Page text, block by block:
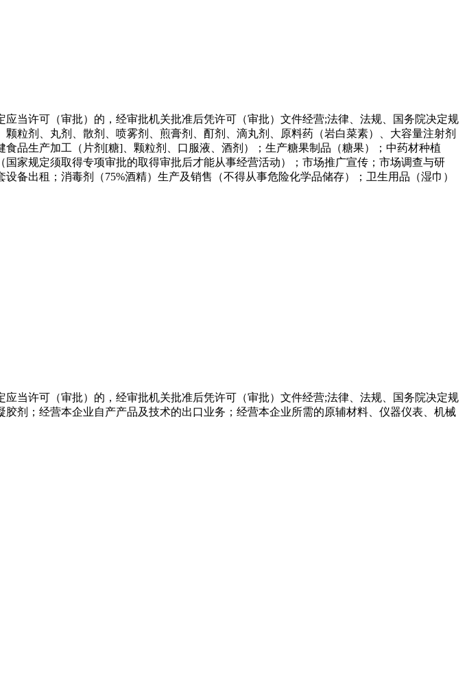
当许可（审批）的，经审批机关批准后凭许可（审批）文件经营;法律、法规、国务院决定规
粒剂、丸剂、散剂、喷雾剂、煎膏剂、酊剂、滴丸剂、原料药（岩白菜素）、大容量注射剂
品生产加工（片剂[糖]、颗粒剂、口服液、酒剂）；生产糖果制品（糖果）；中药材种植
家规定须取得专项审批的取得审批后才能从事经营活动）；市场推广宣传；市场调查与研
备出租；消毒剂（75%酒精）生产及销售（不得从事危险化学品储存）；卫生用品（湿巾）
当许可（审批）的，经审批机关批准后凭许可（审批）文件经营;法律、法规、国务院决定规
剂；经营本企业自产产品及技术的出口业务；经营本企业所需的原辅材料、仪器仪表、机械